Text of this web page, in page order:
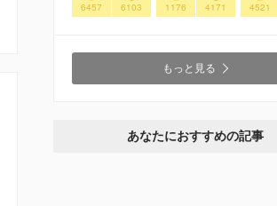
6457 6103 1176 4171 4521
もっと見る
あなたにおすすめの記事